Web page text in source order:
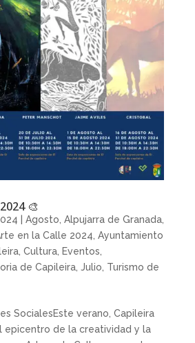
🎨
Agosto Alpujarra de Granada,
en la Calle 2024 Ayuntamiento
, Cultura, Eventos
de Capileira, Julio Turismo de
SocialesEste verano, Capileira
epicentro de la creatividad y la